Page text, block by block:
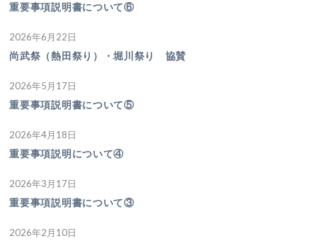
重要事項説明書について⑥
2026年6月22日
尚武祭（熱田祭り）・堀川祭り 協賛
2026年5月17日
重要事項説明書について⑤
2026年4月18日
重要事項説明について④
2026年3月17日
重要事項説明書について③
2026年2月10日